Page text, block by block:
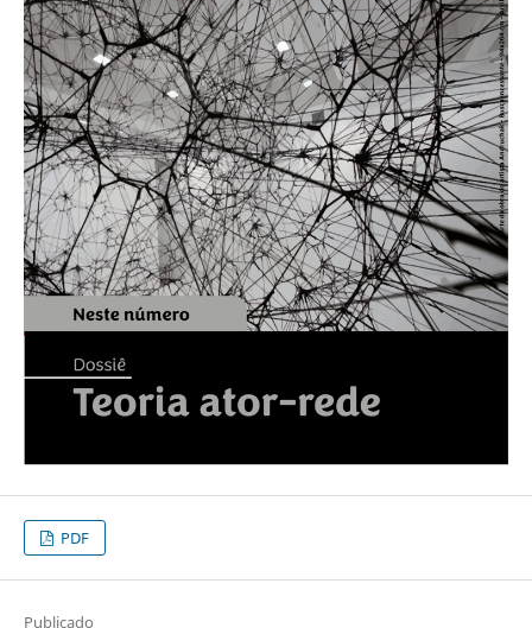
PDF
Publicado